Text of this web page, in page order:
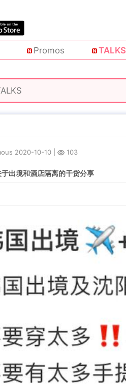
Promos TALKS
2020-10-10 103
出境和酒店隔离的干货分享